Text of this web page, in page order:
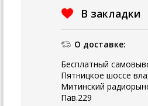
В закладки
О доставке:
Бесплатный
Пятницкое шоссе
Митинский
Пав.229